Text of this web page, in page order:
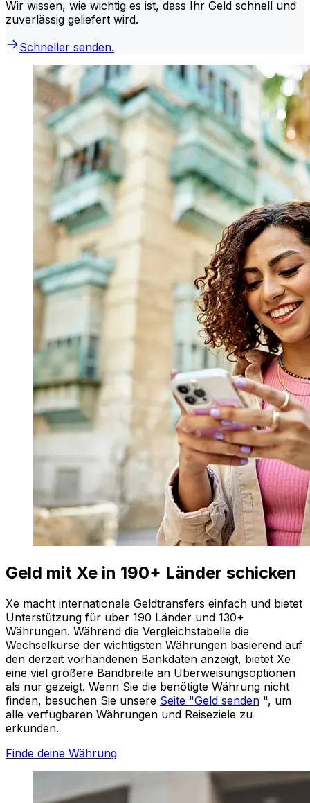
Wir wissen, wie wichtig es ist, dass Ihr Geld schnell und
zuverlässig geliefert wird.
Schneller senden.
Geld mit Xe in 190+ Länder schicken
Xe macht internationale Geldtransfers einfach und bietet
Unterstützung für über 190 Länder und 130+
Währungen. Während die Vergleichstabelle die
Wechselkurse der wichtigsten Währungen basierend auf
den derzeit vorhandenen Bankdaten anzeigt, bietet Xe
eine viel größere Bandbreite an Überweisungsoptionen
als nur gezeigt. Wenn Sie die benötigte Währung nicht
finden, besuchen Sie unsere Seite "Geld senden ", um
alle verfügbaren Währungen und Reiseziele zu
erkunden.
Finde deine Währung